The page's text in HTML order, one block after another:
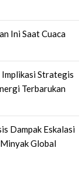
Ini Saat Cuaca
Strategis
Terbarukan
Dampak Eskalasi
Global